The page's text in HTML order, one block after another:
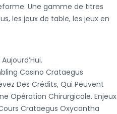
Une gamme de titres
les jeux de table, les jeux en
Casino Crataegus
Des Crédits, Qui Peuvent
Opération Chirurgicale. Enjeux
Crataegus Oxycantha